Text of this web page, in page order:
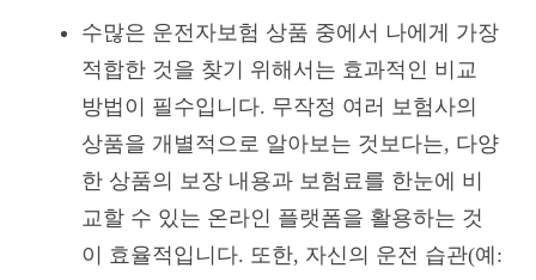
수많은 운전자보험 상품 중에서 나에게 가장
적합한 것을 찾기 위해서는 효과적인 비교
방법이 필수입니다. 무작정 여러 보험사의
상품을 개별적으로 알아보는 것보다는, 다양
한 상품의 보장 내용과 보험료를 한눈에 비
교할 수 있는 온라인 플랫폼을 활용하는 것
이 효율적입니다. 또한, 자신의 운전 습관(예: